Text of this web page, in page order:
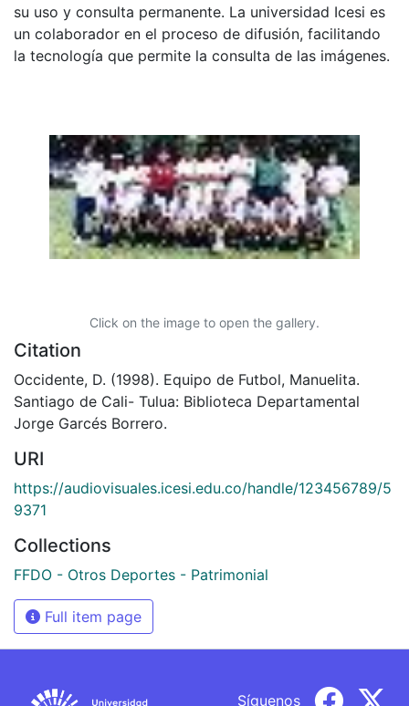
su uso y consulta permanente. La universidad Icesi es
un colaborador en el proceso de difusión, facilitando
la tecnología que permite la consulta de las imágenes.
Click on the image to open the gallery.
Citation
Occidente, D. (1998). Equipo de Futbol, Manuelita.
Santiago de Cali- Tulua: Biblioteca Departamental
Jorge Garcés Borrero.
URI
https://audiovisuales.icesi.edu.co/handle/123456789/5
9371
Collections
FFDO - Otros Deportes - Patrimonial
Full item page
Síguenos